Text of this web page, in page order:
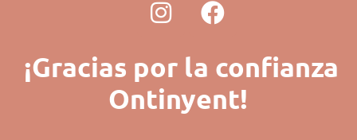
¡Gracias por la confianza
Ontinyent!